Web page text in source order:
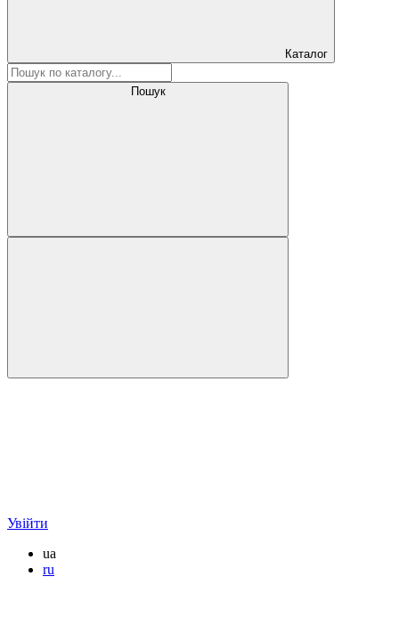
Каталог
Пошук
Увійти
ua
ru